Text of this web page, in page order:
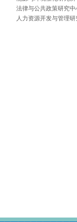
法律与公共政策研究中
人力资源开发与管理